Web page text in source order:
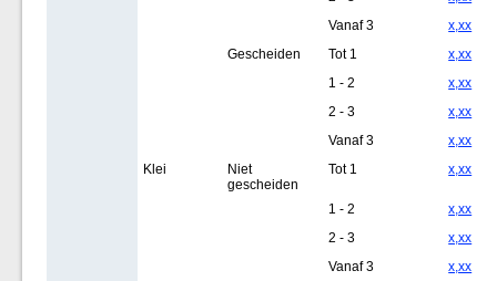
Vanaf 3
x,xx
Gescheiden
Tot 1
x,xx
1 - 2
x,xx
2 - 3
x,xx
Vanaf 3
x,xx
Klei
Niet
gescheiden
Tot 1 x,xx
1 - 2
x,xx
2 - 3
x,xx
Vanaf 3
x,xx